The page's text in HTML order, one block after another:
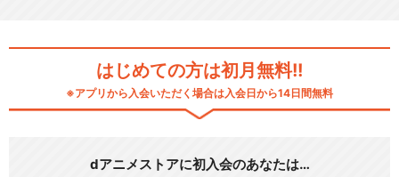
はじめての方は初月無料!!
※アプリから入会いただく場合は入会日から14日間無料
dアニメストアに初入会のあなたは…